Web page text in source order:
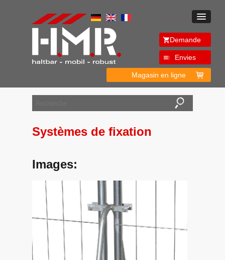
Demande
Envies
Magasin en ligne
Systèmes de fixation
Images: